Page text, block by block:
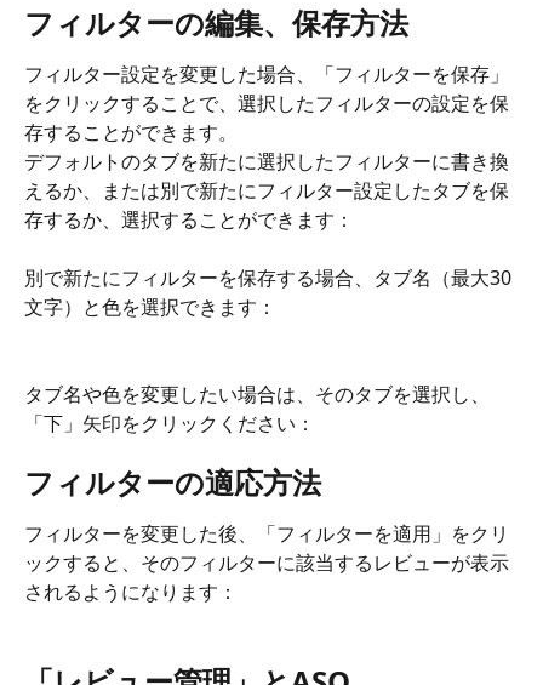
フィルターの編集、保存方法
フィルター設定を変更した場合、「フィルターを保存」
をクリックすることで、選択したフィルターの設定を保
存することができます。
デフォルトのタブを新たに選択したフィルターに書き換
えるか、または別で新たにフィルター設定したタブを保
存するか、選択することができます：
別で新たにフィルターを保存する場合、タブ名（最大30
文字）と色を選択できます：
タブ名や色を変更したい場合は、そのタブを選択し、
「下」矢印をクリックください：
フィルターの適応方法
フィルターを変更した後、「フィルターを適用」をクリ
ックすると、そのフィルターに該当するレビューが表示
されるようになります：